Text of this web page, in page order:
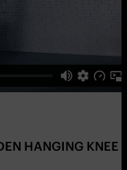
HANGING